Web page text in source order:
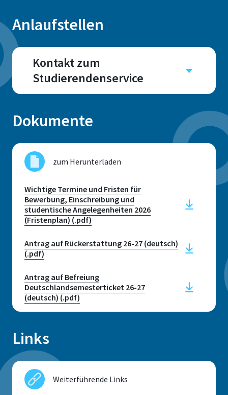
Anlaufstellen
Kontakt zum
Studierendenservice
Adresse
Campus Sankt Augustin: Grantham
Allee 20, 53757 Sankt Augustin //
Räume E039 - E040 & E044 - E048
20 , 53359 Rheinbach
Kontaktzeiten
bis Freitag: 10:00 - 12:00 Uhr
Persönliche Sprechzeiten nur mit
Termin
E-mail
studierendenservice@h-brs.de
Kontakt zum
Studierendenservice
Dokumente
zum Herunterladen
Wichtige Termine und Fristen für
Bewerbung, Einschreibung und
studentische Angelegenheiten 2026
(Fristenplan) (.pdf)
Antrag auf Rückerstattung 26-27 (deutsch)
(.pdf)
Antrag auf Befreiung
Deutschlandsemesterticket 26-27
(deutsch) (.pdf)
Links
Weiterführende Links